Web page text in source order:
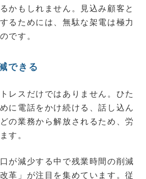
かもしれません。見込み顧客と
るためには、無駄な架電は極力
です。
できる
レスだけではありません。ひた
に電話をかけ続ける、話し込ん
の業務から解放されるため、労
す。
が減少する中で残業時間の削減
革」が注目を集めています。従